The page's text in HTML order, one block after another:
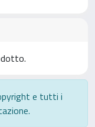
e tutti i